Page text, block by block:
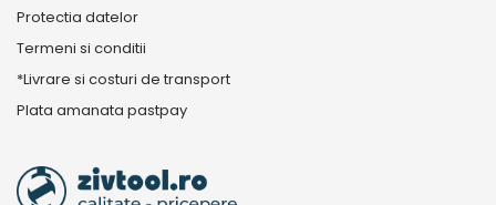
Protectia datelor
Termeni si conditii
*Livrare si costuri de transport
Plata amanata pastpay